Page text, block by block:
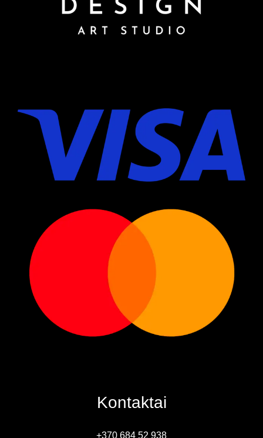
Kontaktai
+370 684 52 938